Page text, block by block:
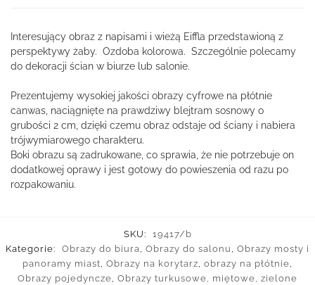
Interesujący obraz z napisami i wieżą Eiffla przedstawioną z
perspektywy żaby. Ozdoba kolorowa. Szczególnie polecamy
do dekoracji ścian w biurze lub salonie.
Prezentujemy wysokiej jakości obrazy cyfrowe na płótnie
canwas, naciągnięte na prawdziwy blejtram sosnowy o
grubości 2 cm, dzięki czemu obraz odstaje od ściany i nabiera
trójwymiarowego charakteru.
Boki obrazu są zadrukowane, co sprawia, że nie potrzebuje on
dodatkowej oprawy i jest gotowy do powieszenia od razu po
rozpakowaniu.
SKU:
19417/b
Kategorie:
Obrazy do biura, Obrazy do salonu , Obrazy mosty i
panoramy miast, Obrazy na korytarz, obrazy na płótnie,
Obrazy pojedyncze, Obrazy turkusowe, miętowe, zielone